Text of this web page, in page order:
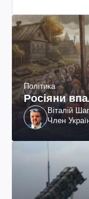
Політика
Росіяни
Віталій
Член